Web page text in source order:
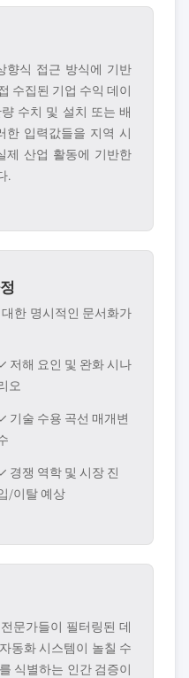
향식 접근 방식에 기반
수집된 기업 수익 데이
수치 및 설치 또는 배
한 입력값들을 지역 시
제 산업 활동에 기반한
.
한 명시적인 문서화가
저해 요인 및 완화 시나
오
기술 수용 곡선 매개변
경쟁 역학 및 시장 진
/이탈 예상
문가들이 필터링된 데
동화 시스템이 놀칠 수
식별하는 인간 검증이